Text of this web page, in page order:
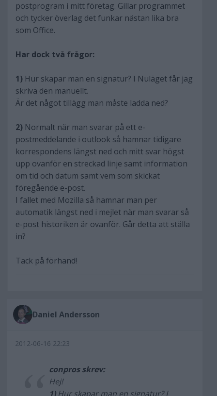
postprogram i mitt företag. Gillar programmet
och tycker överlag det funkar nästan lika bra
som Office.
Har dock två frågor:
1) Hur skapar man en signatur? I Nuläget får jag
skriva den manuellt.
Är det något tillägg man måste ladda ned?
2) Normalt när man svarar på ett e-
postmeddelande i outlook så hamnar tidigare
korrespondens längst ned och mitt svar högst
upp ovanför en streckad linje samt information
om tid och datum samt vem som skickat
föregående e-post.
I fallet med Mozilla så hamnar man per
automatik längst ned i mejlet när man svarar så
e-post historiken är ovanför. Går detta att ställa
in?
Tack på förhand!
Daniel Andersson
2012-06-16 22:23
conpros skrev:
Hej!
1) Hur skapar man en signatur? I